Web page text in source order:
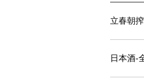
立春朝
日本酒-